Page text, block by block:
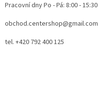
Pracovní dny Po - Pá: 8:00 - 15:30
obchod.centershop@gmail.com
tel. +420 792 400 125